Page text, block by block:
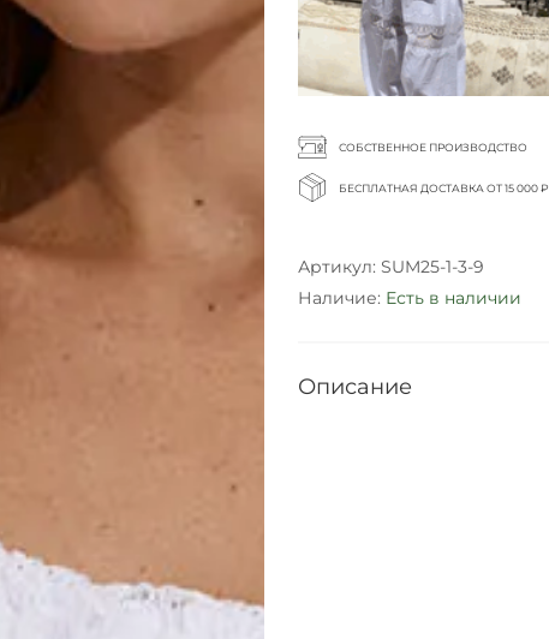
СОБСТВЕННОЕ ПРОИЗВОДСТВО
БЕСПЛАТНАЯ ДОСТАВКА ОТ 15 000 ₽
Артикул: SUM25-1-3-9
Наличие: Есть в наличии
Описание